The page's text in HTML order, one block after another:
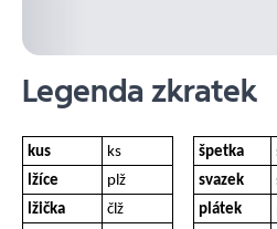
Legenda zkratek
kus ks špetka
lžíce
plž svazek
lžička
člž plátek